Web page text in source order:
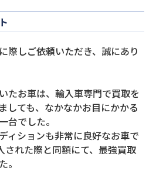
際しご依頼いただき、誠にあり
たお車は、輸入車専門で買取を
しても、なかなかお目にかかる
台でした。
ィションも非常に良好なお車で
された際と同額にて、最強買取
。